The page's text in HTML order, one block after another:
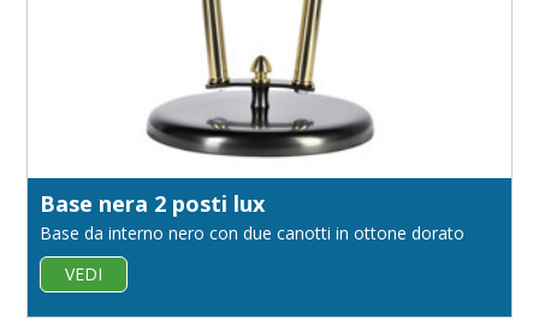
Base nera 2 posti lux
Base da interno nero con due canotti in ottone dorato
VEDI